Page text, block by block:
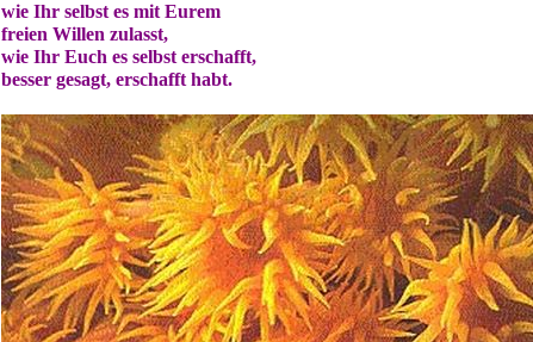
wie Ihr selbst es mit Eurem
freien Willen zulasst,
wie Ihr Euch es selbst erschafft,
besser gesagt, erschafft habt.